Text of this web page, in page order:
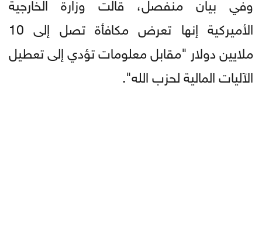
الأميركية إنها تعرض مكافأة تصل إلى 10
ملايين دولار "مقابل معلومات تؤدي إلى تعطيل
الآليات المالية لحزب الله".